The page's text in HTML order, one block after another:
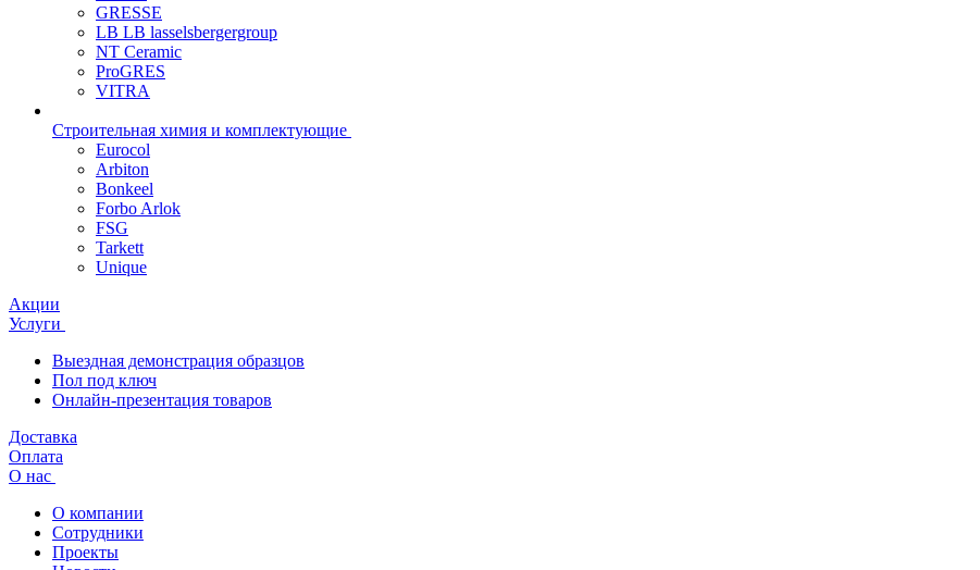
GRESSE
LB LB lasselsbergergroup
NT Ceramic
ProGRES
VITRA
Строительная химия и комплектующие
Eurocol
Arbiton
Bonkeel
Forbo Arlok
FSG
Tarkett
Unique
Акции
Услуги
Выездная демонстрация образцов
Пол под ключ
Онлайн-презентация товаров
Доставка
Оплата
О нас
О компании
Сотрудники
Проекты